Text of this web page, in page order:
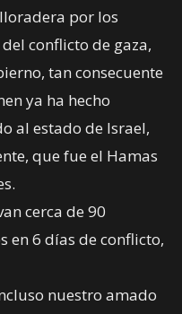
por los
conflicto de gaza,
tan consecuente
ya ha hecho
al estado de Israel,
que fue el Hamas
cerca de 90
en 6 días de conflicto,
nuestro amado